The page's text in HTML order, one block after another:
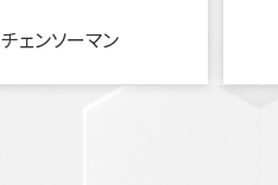
チェンソーマン